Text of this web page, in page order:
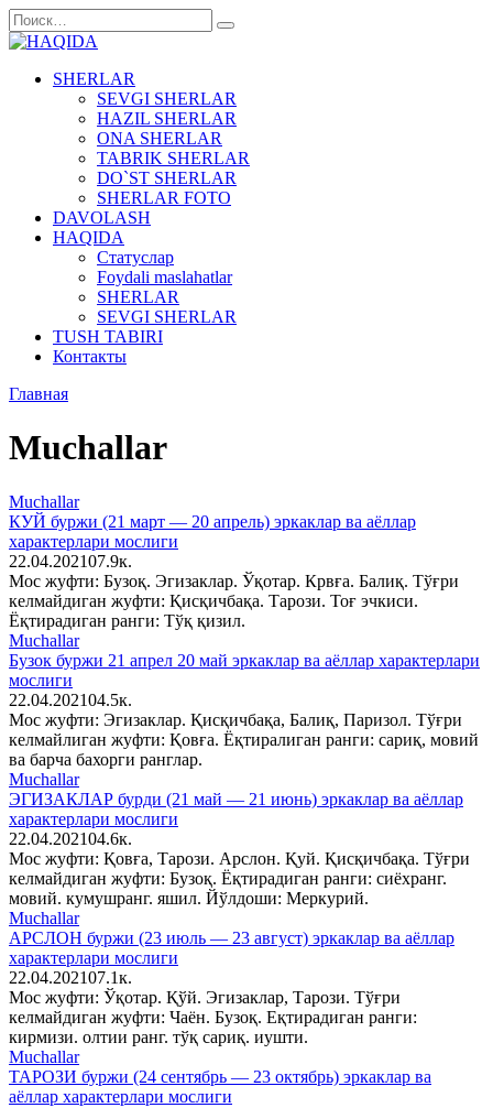
Перейти
к
Search
for:
SHERLAR
SEVGI SHERLAR
HAZIL SHERLAR
ONA SHERLAR
TABRIK SHERLAR
DO`ST SHERLAR
SHERLAR FOTO
DAVOLASH
HAQIDA
Cтатуслар
Foydali maslahatlar
SHERLAR
SEVGI SHERLAR
TUSH TABIRI
Контакты
Главная
Muchallar
Muchallar
КУЙ буржи (21 март — 20 апрель) эркаклар ва аёллар
характерлари мослиги
22.04.202107.9к.
Мос жуфти: Бузоқ. Эгизаклар. Ўқотар. Крвға. Балиқ. Тўғри
келмайдиган жуфти: Қисқичбақа. Тарози. Тоғ эчкиси.
Ёқтирадиган ранги: Тўқ қизил.
Muchallar
Бузок буржи 21 апрел 20 май эркаклар ва аёллар характерлари
мослиги
22.04.202104.5к.
Мос жуфти: Эгизаклар. Қисқичбақа, Балиқ, Паризол. Тўғри
келмайлиган жуфти: Қовға. Ёқтиралиган ранги: сариқ, мовий
ва барча бахорги ранглар.
Muchallar
ЭГИЗАКЛАР бурди (21 май — 21 июнь) эркаклар ва аёллар
характерлари мослиги
22.04.202104.6к.
Мос жуфти: Қовға, Тарози. Арслон. Қуй. Қисқичбақа. Тўғри
келмайдиган жуфти: Бузоқ. Ёқтирадиган ранги: сиёхранг.
мовий. кумушранг. яшил. Йўлдоши: Меркурий.
Muchallar
АРСЛОН буржи (23 июль — 23 август) эркаклар ва аёллар
характерлари мослиги
22.04.202107.1к.
Мос жуфти: Ўқотар. Қўй. Эгизаклар, Тарози. Тўғри
келмайдиган жуфти: Чаён. Бузоқ. Еқтирадиган ранги:
кирмизи. олтии ранг. тўқ сариқ. иушти.
Muchallar
ТАРОЗИ буржи (24 сентябрь — 23 октябрь) эркаклар ва
аёллар характерлари мослиги